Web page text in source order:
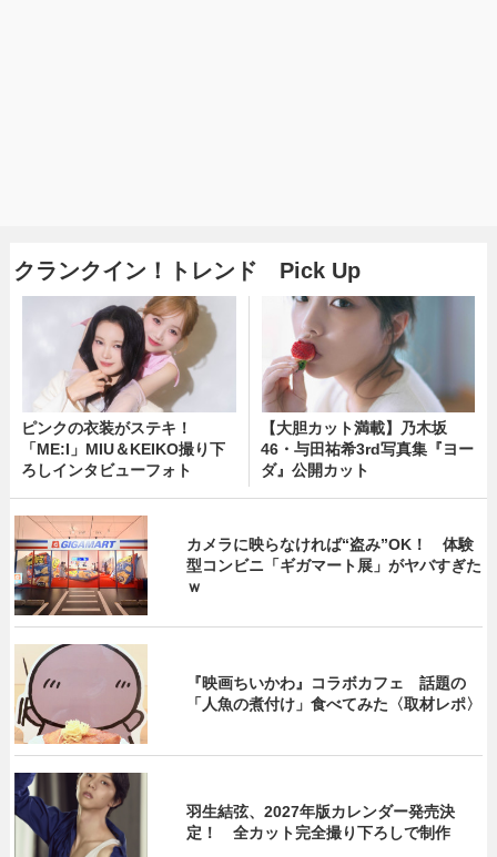
クランクイン！トレンド Pick Up
ピンクの衣装がステキ！
「ME:I」MIU＆KEIKO撮り下
ろしインタビューフォト
【大胆カット満載】乃木坂
46・与田祐希3rd写真集『ヨー
ダ』公開カット
カメラに映らなければ“盗み”OK！ 体験
型コンビニ「ギガマート展」がヤバすぎた
ｗ
『映画ちいかわ』コラボカフェ 話題の
「人魚の煮付け」食べてみた〈取材レポ〉
羽生結弦、2027年版カレンダー発売決
定！ 全カット完全撮り下ろしで制作